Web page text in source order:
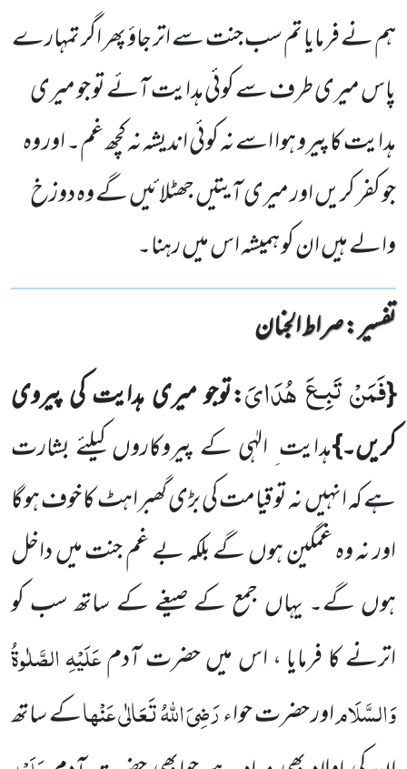
ہم نے فرمایا تم سب جنت سے اتر جاؤ پھر اگر تمہارے
پاس میری طرف سے کوئی ہدایت آئے تو جو میری
ہدایت کا پیرو ہوا اسے نہ کوئی اندیشہ نہ کچھ غم۔ اور وہ
جو کفر کریں اور میری آیتیں جھٹلائیں گے وہ دوزخ
والے ہیں ان کو ہمیشہ اس میں رہنا۔
تفسیر : ‎صراط الجنان
{فَمَنْ تَبِـعَ هُدَایَ:توجو میری ہدایت کی پیروی
کریں۔}ہدایت ِ الہٰی کے پیروکاروں کیلئے بشارت
ہے کہ انہیں نہ تو قیامت کی بڑی گھبراہٹ کا خوف ہوگا
اور نہ وہ غمگین ہوں گے بلکہ بے غم جنت میں داخل
ہوں گے۔ یہاں جمع کے صیغے کے ساتھ سب کو
اترنے کا فرمایا ، اس میں حضرت آدمعَلَیْہِ الصَّلٰوۃُ
وَالسَّلَاماور حضرت حواءرَضِیَ اللہُ تَعَالٰی عَنْہاکے ساتھ